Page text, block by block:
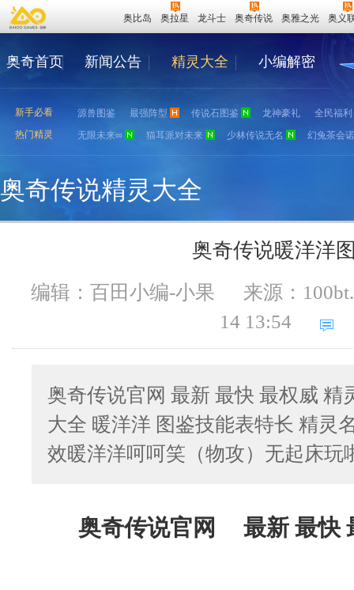
奥比岛 奥拉星 龙斗士 奥奇传说 奥雅之光 奥义
奥奇首页 新闻公告 精灵大全 小编解密
新手必看 源兽图鉴 最强阵型 传说石图鉴 龙神豪礼
全民福利
热门精灵
无限未来∞ 猫耳派对未来 少林传说无名 幻兔茶会
奥奇传说精灵大全
奥奇传说暖洋洋
编辑：百田小编-小果 来源：
14 13:54
奥奇传说官网 最新 最快 最权威 精
大全 暖洋洋 图鉴技能表特长 精灵
效暖洋洋呵呵笑（物攻）无起床玩
奥奇传说官网 最新 最快